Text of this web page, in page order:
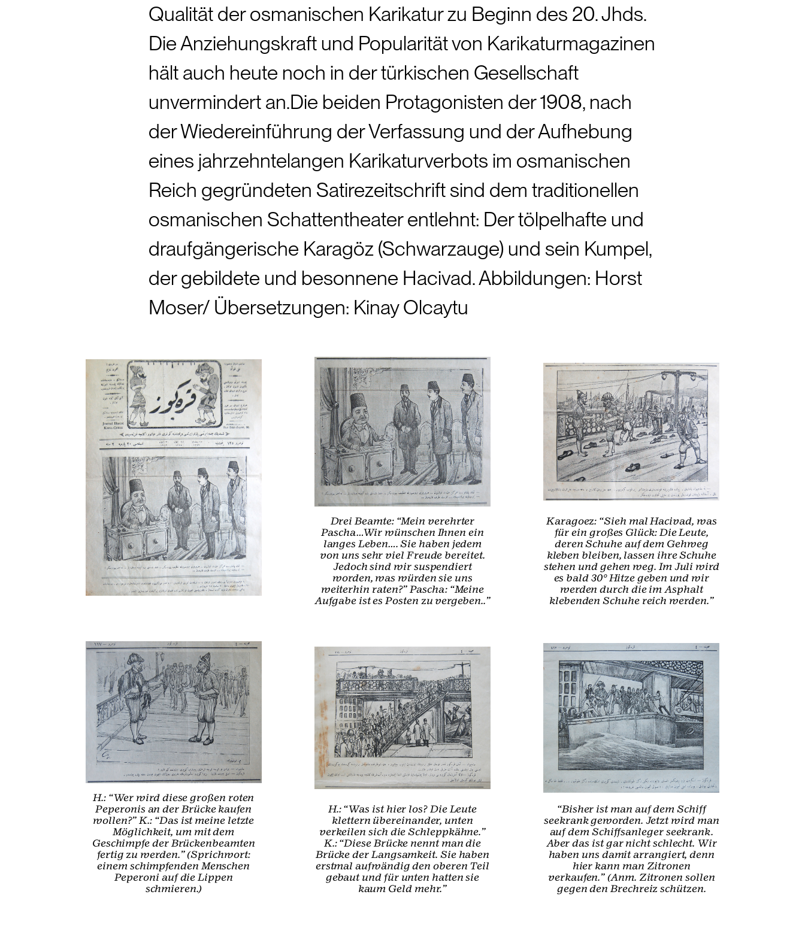
Qualität der osmanischen Karikatur zu Beginn des 20. Jhds.
Die Anziehungskraft und Popularität von Karikaturmagazinen
hält auch heute noch in der türkischen Gesellschaft
unvermindert an.Die beiden Protagonisten der 1908, nach
der Wiedereinführung der Verfassung und der Aufhebung
eines jahrzehntelangen Karikaturverbots im osmanischen
Reich gegründeten Satirezeitschrift sind dem traditionellen
osmanischen Schattentheater entlehnt: Der tölpelhafte und
draufgängerische Karagöz (Schwarzauge) und sein Kumpel,
der gebildete und besonnene Hacivad. Abbildungen: Horst
Moser/ Übersetzungen: Kinay Olcaytu
Drei Beamte: “Mein verehrter
Pascha…Wir wünschen Ihnen ein
langes Leben…. Sie haben jedem
von uns sehr viel Freude bereitet.
Jedoch sind wir suspendiert
worden, was würden sie uns
weiterhin raten?” Pascha: “Meine
Aufgabe ist es Posten zu vergeben..”
Karagoez: “Sieh mal Hacivad, was
für ein großes Glück: Die Leute,
deren Schuhe auf dem Gehweg
kleben bleiben, lassen ihre Schuhe
stehen und gehen weg. Im Juli wird
es bald 30° Hitze geben und wir
werden durch die im Asphalt
klebenden Schuhe reich werden.”
H.: “Wer wird diese großen roten
Peperonis an der Brücke kaufen
wollen?” K.: “Das ist meine letzte
Möglichkeit, um mit dem
Geschimpfe der Brückenbeamten
fertig zu werden.” (Sprichwort:
einem schimpfenden Menschen
Peperoni auf die Lippen
schmieren.)
H.: “Was ist hier los? Die Leute
klettern übereinander, unten
verkeilen sich die Schleppkähne.”
K.: “Diese Brücke nennt man die
Brücke der Langsamkeit. Sie haben
erstmal aufwändig den oberen Teil
gebaut und für unten hatten sie
kaum Geld mehr.”
“Bisher ist man auf dem Schiff
seekrank geworden. Jetzt wird man
auf dem Schiffsanleger seekrank.
Aber das ist gar nicht schlecht. Wir
haben uns damit arrangiert, denn
hier kann man Zitronen
verkaufen.” (Anm. Zitronen sollen
gegen den Brechreiz schützen.